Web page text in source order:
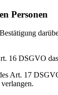
Personen
16 DSGVO
Art. 17